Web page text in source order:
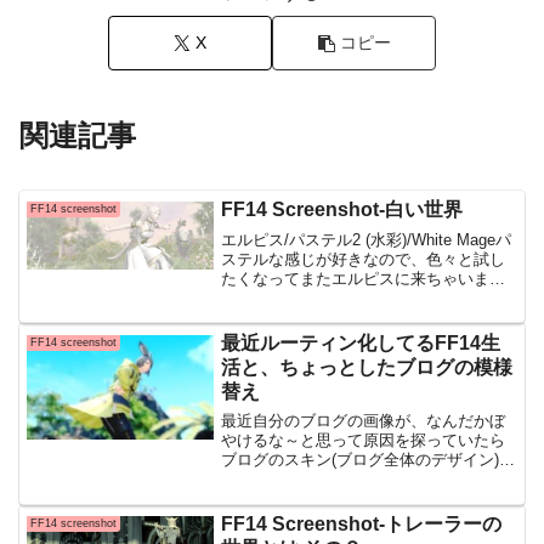
X コピー
関連記事
FF14 screenshot FF14 Screenshot-白い世界
エルピス/パステル2 (水彩)/White Mageパ
ステルな感じが好きなので、色々と試し
たくなってまたエルピスに来ちゃいまし
ますｗ今日のテーマは「白...
FF14 screenshot
最近ルーティン化してるFF14生
活と、ちょっとしたブログの模様
替え
最近自分のブログの画像が、なんだかぼ
やけるな～と思って原因を探っていたら
ブログのスキン(ブログ全体のデザイン)を
は今まで見づらかったかと思います、す
みませんでした、、
FF14 screenshot
FF14 Screenshot-トレーラーの